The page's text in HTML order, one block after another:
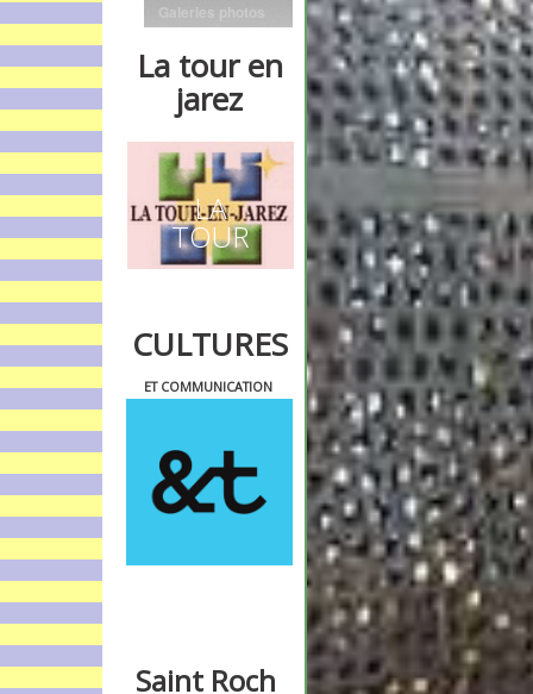
Galeries photos
La tour en
jarez
LA
TOUR
CULTURES
ET COMMUNICATION
Saint Roch